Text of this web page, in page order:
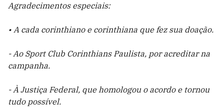
Agradecimentos especiais:
• A cada corinthiano e corinthiana que fez sua doação.
- Ao Sport Club Corinthians Paulista, por acreditar na
campanha.
- À Justiça Federal, que homologou o acordo e tornou
tudo possível.